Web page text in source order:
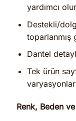
yardımcı olur
Destekli/
toparlanmış
Dantel
Tek ürün
Renk, Beden